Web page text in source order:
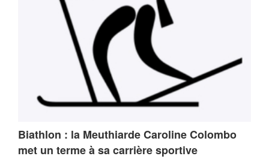
Biathlon : la Meuthiarde Caroline Colombo
met un terme à sa carrière sportive